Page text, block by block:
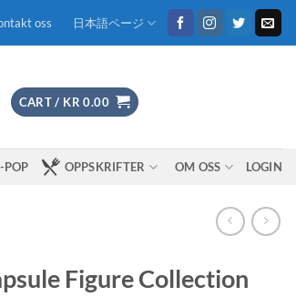
oss 日本語ページ
CART / KR 0.00
POP OPPSKRIFTER OM OSS LOGIN
Figure Collection